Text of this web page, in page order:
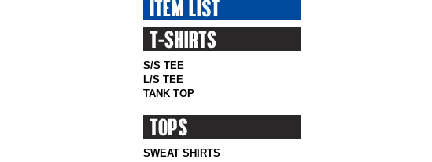
S/S TEE
L/S TEE
TANK TOP
SWEAT SHIRTS